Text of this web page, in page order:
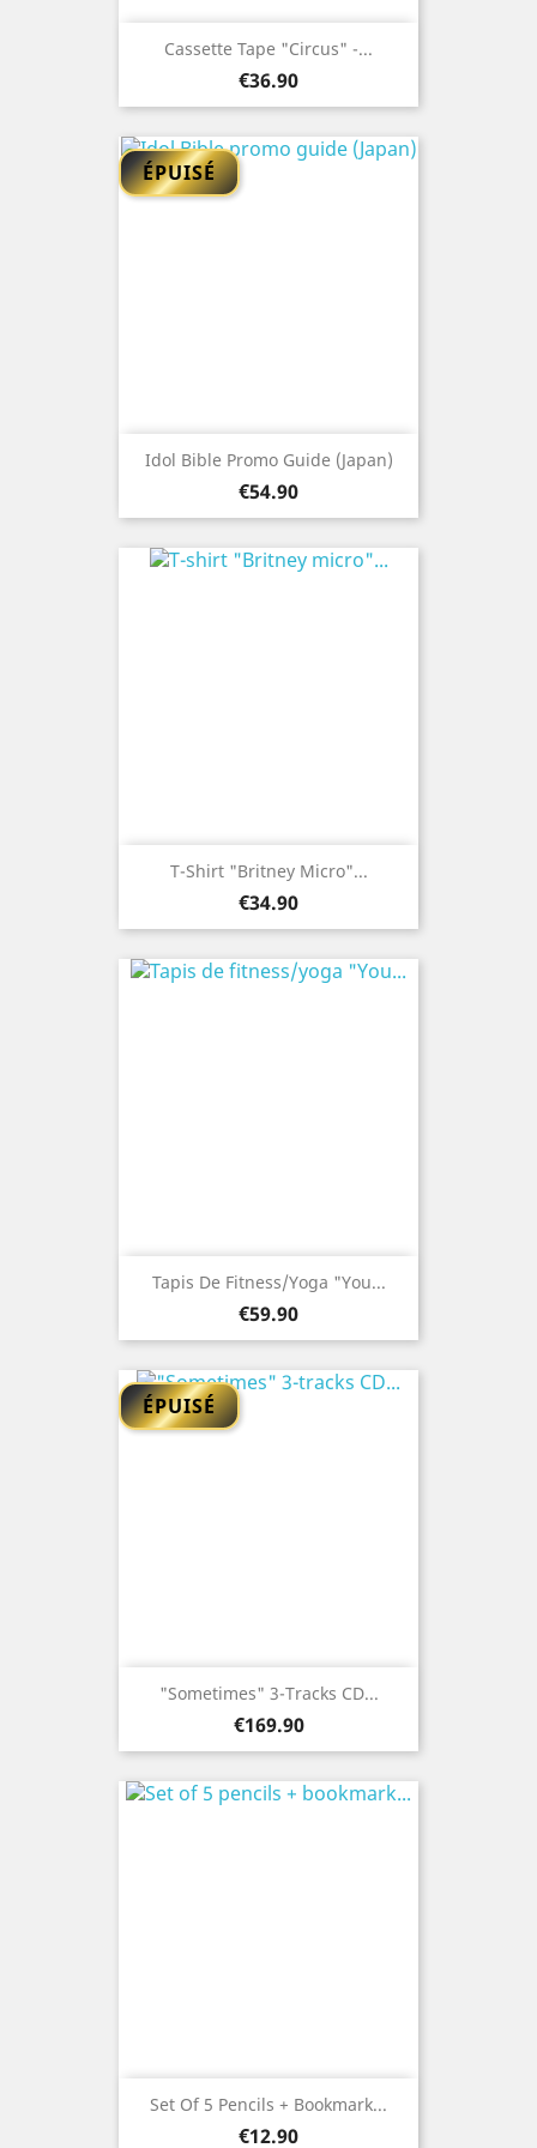
Cassette Tape "Circus" -...
Price
€36.90
Idol Bible Promo Guide (Japan)
Price
€54.90
ÉPUISÉ
T-Shirt "Britney Micro"...
Price
€34.90
Tapis De Fitness/yoga "You...
Price
€59.90
"Sometimes" 3-Tracks CD...
Price
€169.90
ÉPUISÉ
Set Of 5 Pencils + Bookmark...
Price
€12.90